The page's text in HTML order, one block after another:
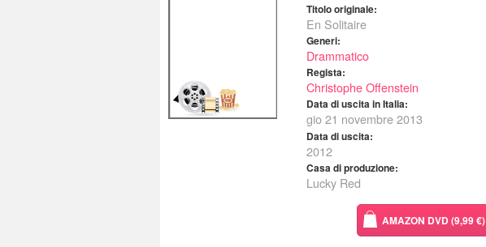
Titolo originale:
En Solitaire
Generi:
Drammatico
Regista:
Christophe Offenstein
Data di uscita in Italia:
gio 21 novembre 2013
Data di uscita:
2012
Casa di produzione:
Lucky Red
AMAZON DVD (9,99 €)